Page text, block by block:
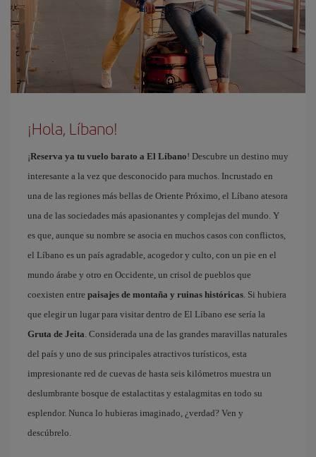
¡Hola, Líbano!
¡Reserva ya tu vuelo barato a El Líbano! Descubre un destino muy
interesante a la vez que desconocido para muchos. Incrustado en
una de las regiones más bellas de Oriente Próximo, el Líbano atesora
una de las sociedades más apasionantes y complejas del mundo. Y
es que, aunque su nombre se asocia en muchos casos con conflictos,
el Líbano es un país agradable, acogedor y culto, con un pie en el
mundo árabe y otro en Occidente, un crisol de pueblos que
coexisten entre paisajes de montaña y ruinas históricas . Si hubiera
que elegir un lugar para visitar dentro de El Líbano ese sería la
Gruta de Jeita . Considerada una de las grandes maravillas naturales
del país y uno de sus principales atractivos turísticos, esta
impresionante red de cuevas de hasta seis kilómetros muestra un
deslumbrante bosque de estalactitas y estalagmitas en todo su
esplendor. Nunca lo hubieras imaginado, ¿verdad? Ven y
descúbrelo.